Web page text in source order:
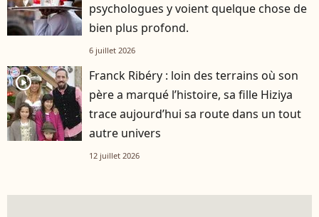
psychologues y voient quelque chose de
bien plus profond.
6 juillet 2026
player2
Franck Ribéry : loin des terrains où son
père a marqué l’histoire, sa fille Hiziya
trace aujourd’hui sa route dans un tout
autre univers
12 juillet 2026